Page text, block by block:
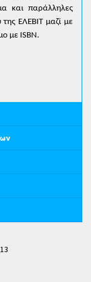
και παράλληλες
ΕΛΕΒΙΤ μαζί με
με ISBN.